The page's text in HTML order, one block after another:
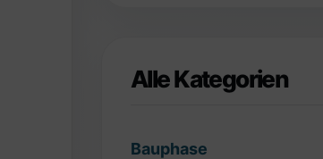
Alle Kategorien
Bauphase